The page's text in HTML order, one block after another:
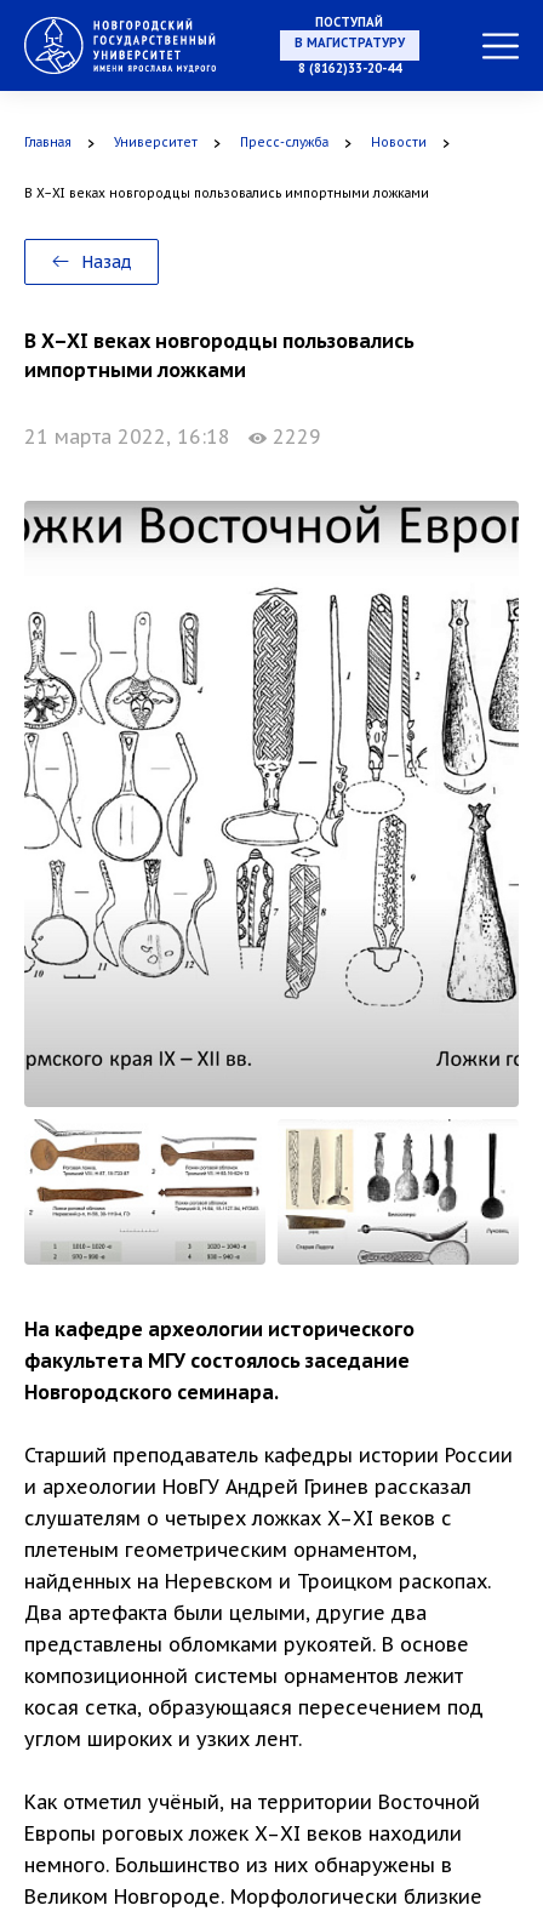
ПОСТУПАЙ
НА СПЕЦИАЛИТЕТ
В МАГИСТРАТУРУ
В АСПИРАНТУРУ
8 (8162)33-20-44
Главная Университет Пресс-служба Новости
В X–XI веках новгородцы пользовались импортными ложками
Назад
В X–XI веках новгородцы пользовались
импортными ложками
21 марта 2022, 16:18 2229
На кафедре археологии исторического
факультета МГУ состоялось заседание
Новгородского семинара.
Старший преподаватель кафедры истории России
и археологии НовГУ Андрей Гринев рассказал
слушателям о четырех ложках X–XI веков с
плетеным геометрическим орнаментом,
найденных на Неревском и Троицком раскопах.
Два артефакта были целыми, другие два
представлены обломками рукоятей. В основе
композиционной системы орнаментов лежит
косая сетка, образующаяся пересечением под
углом широких и узких лент.
Как отметил учёный, на территории Восточной
Европы роговых ложек X–XI веков находили
немного. Большинство из них обнаружены в
Великом Новгороде. Морфологически близкие